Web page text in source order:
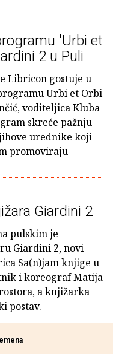
'Urbi et
2 u Puli
Libricon gostuje u
Urbi et Orbi
voditeljica Kluba
skreće pažnju
urednike koji
promoviraju
Giardini 2
pulskim je
Giardini 2, novi
Sa(n)jam knjige u
i koreograf Matija
a knjižarka
postav.